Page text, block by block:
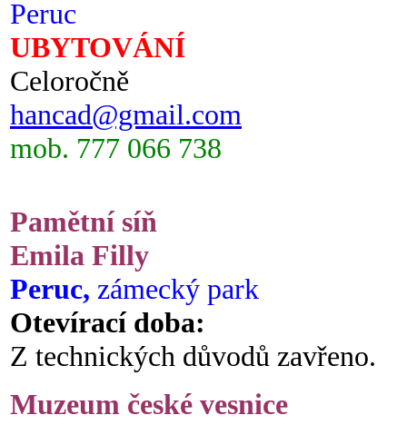
Peruc
UBYTOVÁNÍ
Celoročně
hancad@gmail.com
mob. 777 066 738
Pamětní síň
Emila Filly
Peruc, zámecký park
Otevírací doba:
Z technických důvodů zavřeno.
Muzeum české vesnice